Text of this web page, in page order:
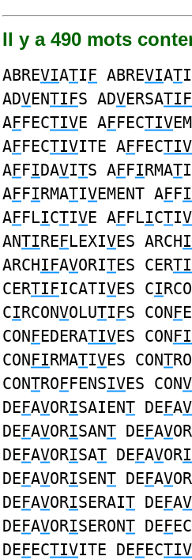
Il y a 490 mots
ABREVIATIF ABREVIATI
ADVENTIFS ADVERSATIF
AFFECTIVE AFFECTIV
AFFECTIVITE AFFECTIV
AFFIDAVITS AFFIRMATI
AFFIRMATIVEMENT AFFI
AFFLICTIVE AFFLICTIV
ANTIREFLEXIVES ARCH
ARCHIFAVORITES CER
CERTIFICATIVES CI
CIRCONVOLUTIFS CONF
CONFEDERATIVES CONFI
CONFIRMATIVES CONTRO
CONTROFFENSIVES CONV
DEFAVORISAIENT DEFAV
DEFAVORISANT DEFAVOR
DEFAVORISAT DEFAVORI
DEFAVORISENT DEFAVOR
DEFAVORISERAIT DEFAV
DEFAVORISERONT DEFEC
DEFECTIVITE DEFECTIV